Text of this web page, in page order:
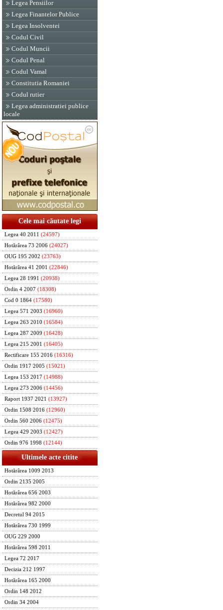
Legea Pensiilor
Legea Finantelor Publice
Legea Insolventei
Codul Civil
Codul Muncii
Codul Penal
Codul Vamal
Constitutia Romaniei
Codul rutier
Legea administratiei publice
locale
Cele mai căutate legi
Legea 40 2011 (24597)
Hotărârea 73 2006 (24027)
OUG 195 2002 (23763)
Hotărârea 41 2001 (22846)
Legea 28 1991 (20938)
Ordin 4 2007 (18308)
Cod 0 1864 (17580)
Legea 571 2003 (16960)
Legea 263 2010 (16584)
Legea 287 2009 (16428)
Legea 215 2001 (16405)
Rectificare 155 2016 (16316)
Ordin 1917 2005 (15021)
Legea 153 2017 (14988)
Legea 273 2006 (14456)
Raport 1937 2021 (13927)
Ordin 1508 2016 (12960)
Ordin 560 2006 (12475)
Legea 429 2003 (12427)
Ordin 976 1998 (12144)
Ultimele acte citite
Hotărârea 1009 2013
Ordin 2135 2005
Hotărârea 656 2003
Hotărârea 982 2000
Decretul 94 2015
Hotărârea 730 1999
OUG 229 2000
Hotărârea 598 2011
Legea 72 2017
Decizia 212 1997
Hotărârea 165 2000
Ordin 148 2012
Ordin 34 2004